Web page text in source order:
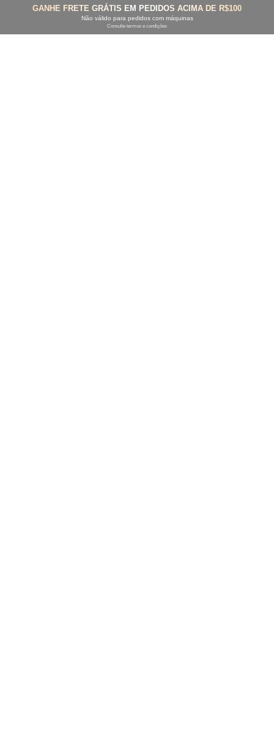
GANHE FRETE GRÁTIS EM PEDIDOS ACIMA DE R$100
Não válido para pedidos com máquinas
Consulte termos e condições